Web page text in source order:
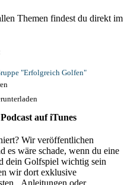
Themen findest du direkt im
"Erfolgreich Golfen"
auf iTunes
Wir veröffentlichen
es wäre schade, wenn du eine
dein Golfspiel wichtig sein
wir dort exklusive
Anleitungen oder